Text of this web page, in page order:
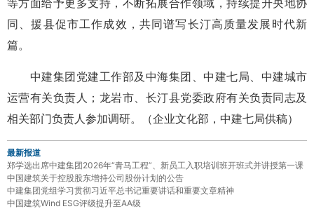
等方面给予更多支持，不断拓展合作领域，持续提升央地协
同、援县促市工作成效，共同谱写长汀高质量发展时代新
篇。
中建集团党建工作部及中海集团、中建七局、中建城市
运营有关负责人；龙岩市、长汀县党委政府有关负责同志及
相关部门负责人参加调研。
（企业文化部，中建七局供稿）
最新报道
郑学选出席中建集团2026年“青马工程”、新员工入职培训班开班式并讲授第一课
中国建筑关于控股股东增持公司股份计划的公告
中建集团党组学习贯彻习近平总书记重要讲话和重要文章精神
中国建筑Wind ESG评级提升至AA级